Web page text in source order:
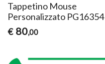
Tappetino Mouse
Personalizzato PG16354
€ 80,00